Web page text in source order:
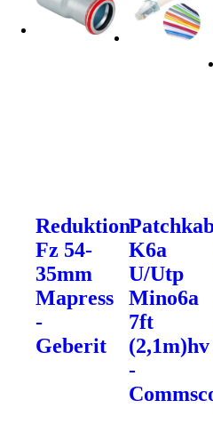
Reduktion
Fz 54-
35mm
Mapress
-
Geberit
K6a
U/Utp
Mino6a
7ft
(2,1m)hv
-